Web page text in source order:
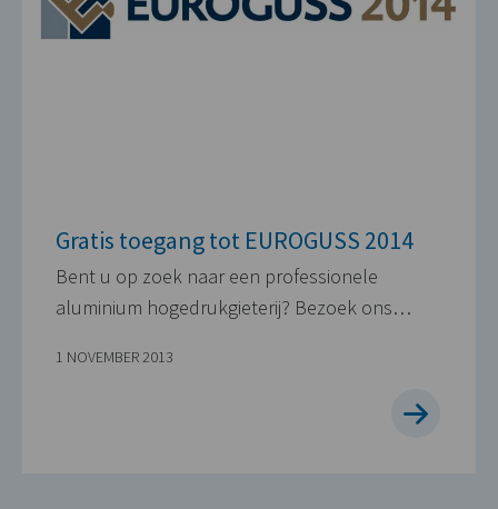
Gratis toegang tot EUROGUSS 2014
Bent u op zoek naar een professionele
aluminium hogedrukgieterij? Bezoek ons…
1 NOVEMBER 2013